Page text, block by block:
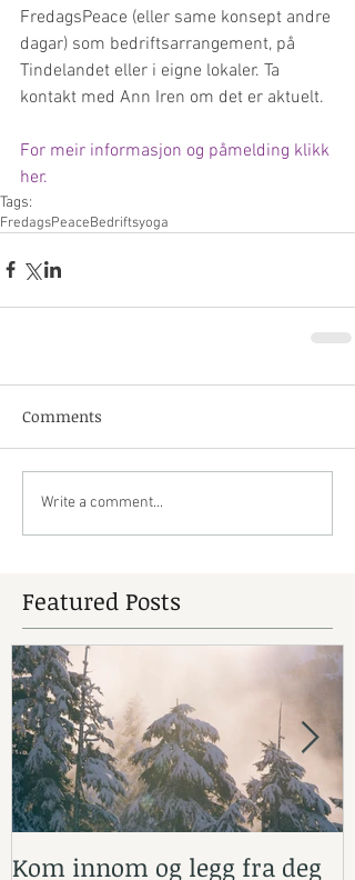
FredagsPeace (eller same konsept andre
dagar) som bedriftsarrangement, på
Tindelandet eller i eigne lokaler. Ta
kontakt med Ann Iren om det er aktuelt.
For meir informasjon og påmelding klikk
her.
Tags:
FredagsPeaceBedriftsyoga
Comments
Write a comment...
Featured Posts
Kom innom og legg fra deg